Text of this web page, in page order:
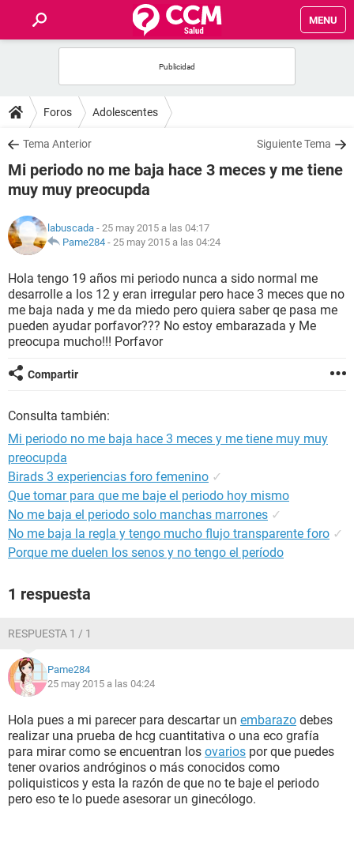
MENU
FOROS
SALUD
FAMILIA
NUTRICIÓN
SEXUALIDAD
GLOSARIO
Foros Adolescentes
Tema Anterior Siguiente Tema
Mi periodo no me baja hace 3 meces y me tiene
muy muy preocupda
labuscada - 25 may 2015 a las 04:17
Pame284 - 25 may 2015 a las 04:24
Hola tengo 19 años mi periodo nunca a sido normal me
desarrolle a los 12 y eran irregular pero hace 3 meces que no
me baja nada y me da miedo pero quiera saber qe pasa me
pueden ayudar porfavor??? No estoy embarazada y Me
preocupa mucho!!! Porfavor
Compartir
Consulta también:
Mi periodo no me baja hace 3 meces y me tiene muy muy
preocupda
Birads 3 experiencias foro femenino ✓
Que tomar para que me baje el periodo hoy mismo
No me baja el periodo solo manchas marrones ✓
No me baja la regla y tengo mucho flujo transparente foro ✓
Porque me duelen los senos y no tengo el período
1 respuesta
RESPUESTA 1 / 1
Pame284
25 may 2015 a las 04:24
Hola pues a mi parecer para descartar un embarazo debes
realizar una prueba de hcg cuantitativa o una eco grafía
para mirar como se encuentran los ovarios por que puedes
tener ovarios andróginos o más conocidos como
poliquisticos y esta la razón de que no te baje el periodo
pero eso te lo puede asesorar un ginecólogo.